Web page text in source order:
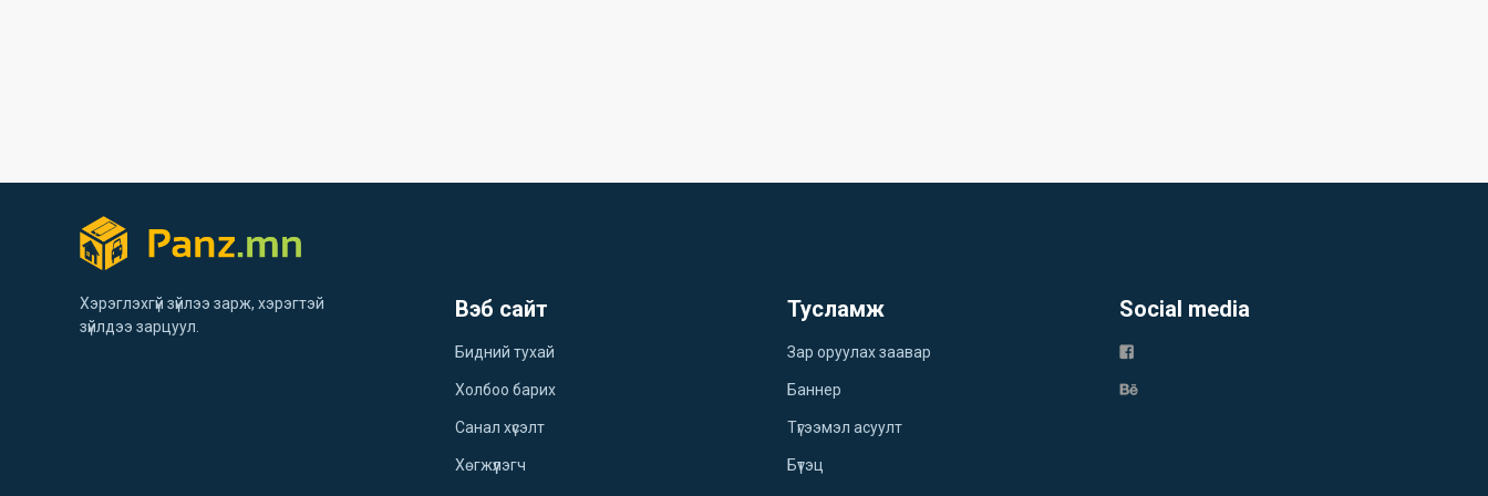
Хэрэглэхгүй зүйлээ зарж, хэрэгтэй
зүйлдээ зарцуул.
Вэб сайт
Бидний тухай
Холбоо барих
Санал хүсэлт
Хөгжүүлэгч
Тусламж
Зар оруулах заавар
Баннер
Түгээмэл асуулт
Бүтэц
Social media